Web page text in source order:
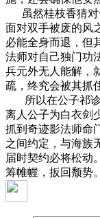
虽然桂枝香猜对
面对双手被废的风
必能全身而退，但
法师对自己独门功
兵元外无人能解，
疏，终究会被其抓
所以在公子祁诊
离人公子为白衣剑
抓到奇迹影法师命
之间约定，与海族
届时契约必将松动
筹帷幄，扳回颓势。